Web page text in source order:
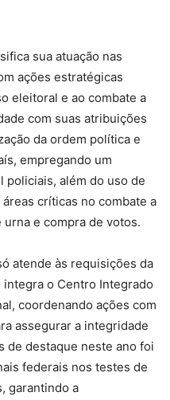
sua atuação nas
ações estratégicas
eleitoral e ao combate a
com suas atribuições
da ordem política e
empregando um
policiais, além do uso de
críticas no combate a
e compra de votos.
atende às requisições da
o Centro Integrado
coordenando ações com
assegurar a integridade
de destaque neste ano foi
federais nos testes de
garantindo a